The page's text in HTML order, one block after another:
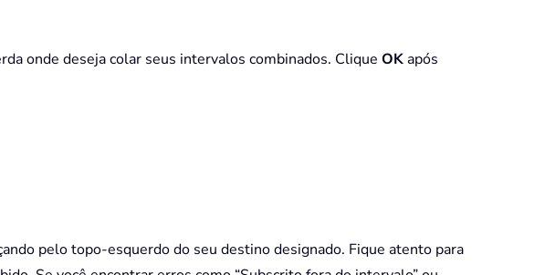
onde deseja colar seus intervalos combinados. Clique OKapós
pelo topo-esquerdo do seu destino designado. Fique atento para